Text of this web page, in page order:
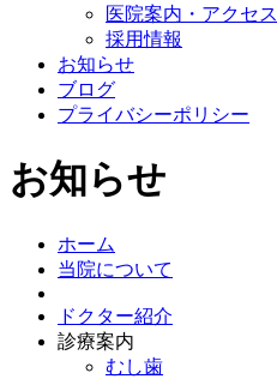
医院案内・アクセス
採用情報
お知らせ
ブログ
プライバシーポリシー
お知らせ
ホーム
当院について
ドクター紹介
診療案内
むし歯